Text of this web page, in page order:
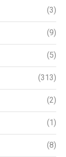
(3)
(9)
(5)
(313)
(2)
(1)
(8)